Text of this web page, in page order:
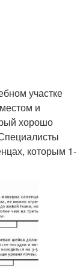
участке
и
хорошо
которым 1-